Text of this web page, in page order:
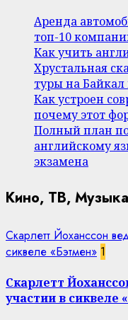
Аренда
топ-10
Как учить
Хрустальная
туры на
Как устроен
почему этот
Полный план
английскому
экзамена
Кино, ТВ, Музыка
Скарлетт Йоханссон
сиквеле «Бэтмен» 1
Скарлетт
участии в сиквеле